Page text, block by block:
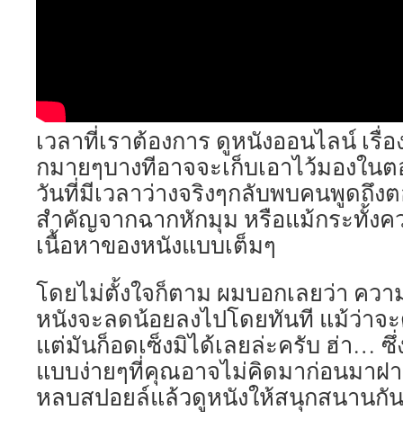
เวลาที่เราต้องการ ดูหนังออนไลน์ เรื่
กมายๆบางทีอาจจะเก็บเอาไว้มองใน
วันที่มีเวลาว่างจริงๆกลับพบคนพูดถึ
สำคัญจากฉากหักมุม หรือแม้กระทั้งค
เนื้อหาของหนังแบบเต็มๆ
โดยไม่ตั้งใจก็ตาม ผมบอกเลยว่า คว
หนังจะลดน้อยลงไปโดยทันที แม้ว่าจ
แต่มันก็อดเซ็งมิได้เลยล่ะครับ ฮ่า…
แบบง่ายๆที่คุณอาจไม่คิดมาก่อนมาฝ
หลบสปอยล์แล้วดูหนังให้สนุกสนานกั